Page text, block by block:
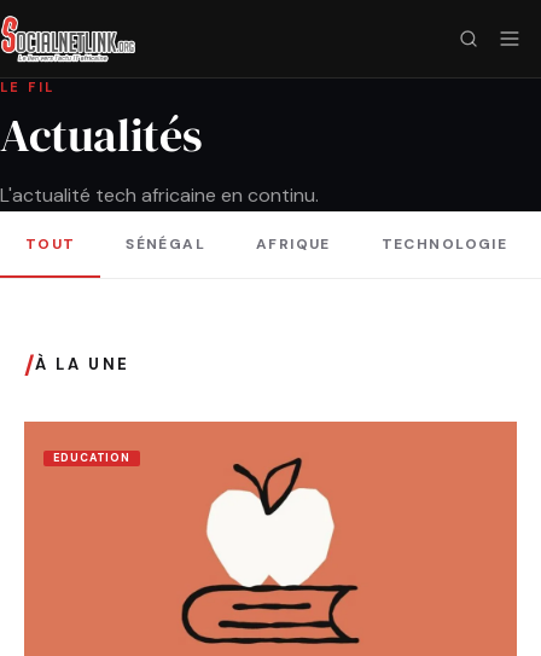
LE FIL
Actualités
L'actualité tech africaine en continu.
TOUT SÉNÉGAL AFRIQUE TECHNOLOGIE
/À LA UNE
EDUCATION